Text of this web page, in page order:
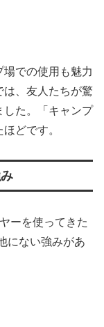
での使用も魅力
は、友人たちが驚
した。「キャンプ
どです。
ーを使ってきた
にない強みがあ